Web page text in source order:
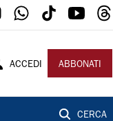
ACCEDI ABBONATI
CERCA